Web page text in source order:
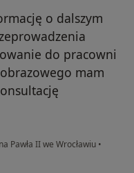
o dalszym
do pracowni
mam
Pawła II we Wrocławiu •